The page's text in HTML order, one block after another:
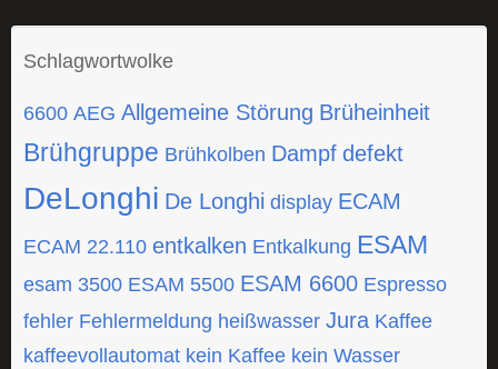
Schlagwortwolke
6600 AEG Allgemeine Störung Brüheinheit
Brühgruppe Brühkolben Dampf defekt
DeLonghi De Longhi display ECAM
ECAM 22.110 entkalken Entkalkung ESAM
esam 3500 ESAM 5500 ESAM 6600 Espresso
fehler Fehlermeldung heißwasser Jura Kaffee
kaffeevollautomat kein Kaffee kein Wasser